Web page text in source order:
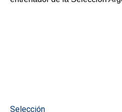
Selección